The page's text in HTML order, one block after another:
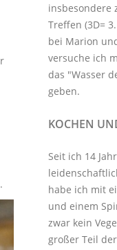
insbesondere
Treffen (3D=
bei Marion
versuche ich
das "Wasser
geben.
KOCHEN
Seit ich 14
habe ich mit
und einem
zwar kein
großer Teil